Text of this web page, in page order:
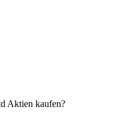
Aktien kaufen?